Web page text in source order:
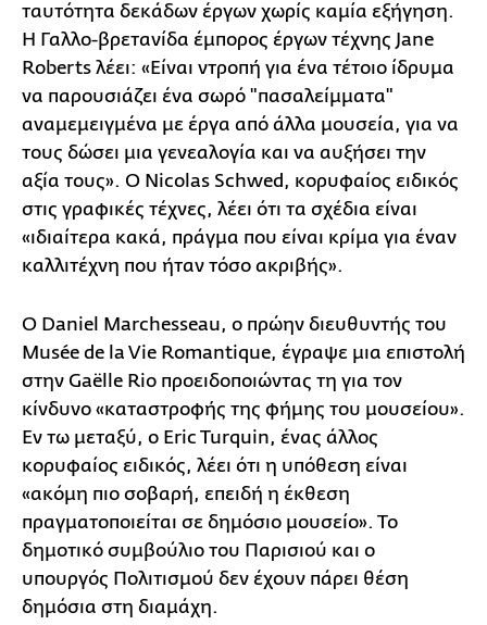
ταυτότητα δεκάδων έργων χωρίς καμία εξήγηση.
Η Γαλλο-βρετανίδα έμπορος έργων τέχνης Jane
Roberts λέει: «Είναι ντροπή για ένα τέτοιο ίδρυμα
να παρουσιάζει ένα σωρό "πασαλείμματα"
αναμεμειγμένα με έργα από άλλα μουσεία, για να
τους δώσει μια γενεαλογία και να αυξήσει την
αξία τους». Ο Nicolas Schwed, κορυφαίος ειδικός
στις γραφικές τέχνες, λέει ότι τα σχέδια είναι
«ιδιαίτερα κακά, πράγμα που είναι κρίμα για έναν
καλλιτέχνη που ήταν τόσο ακριβής».
Ο Daniel Marchesseau, ο πρώην διευθυντής του
Musée de la Vie Romantique, έγραψε μια επιστολή
στην Gaëlle Rio προειδοποιώντας τη για τον
κίνδυνο «καταστροφής της φήμης του μουσείου».
Εν τω μεταξύ, ο Eric Turquin, ένας άλλος
κορυφαίος ειδικός, λέει ότι η υπόθεση είναι
«ακόμη πιο σοβαρή, επειδή η έκθεση
πραγματοποιείται σε δημόσιο μουσείο». Το
δημοτικό συμβούλιο του Παρισιού και ο
υπουργός Πολιτισμού δεν έχουν πάρει θέση
δημόσια στη διαμάχη.